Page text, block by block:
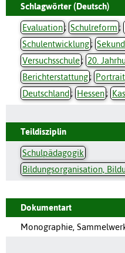
Schlagwörter (Deutsch)
Evaluation; Schulreform ;
Schulentwicklung;
Versuchsschule; 20.
Berichterstattung; Portrait
Deutschland; Hessen;
Teildisziplin
Schulpädagogik
Bildungsorganisation,
Dokumentart
Monographie,